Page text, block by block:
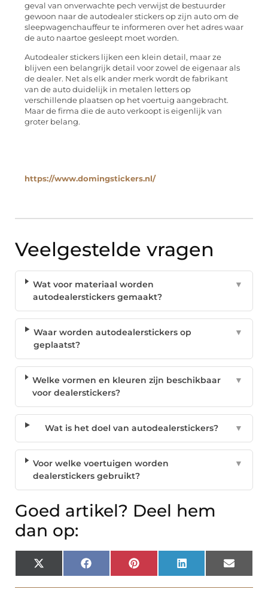
geval van onverwachte pech verwijst de bestuurder
gewoon naar de autodealer stickers op zijn auto om de
sleepwagenchauffeur te informeren over het adres waar
de auto naartoe gesleept moet worden.
Autodealer stickers lijken een klein detail, maar ze
blijven een belangrijk detail voor zowel de eigenaar als
de dealer. Net als elk ander merk wordt de fabrikant
van de auto duidelijk in metalen letters op
verschillende plaatsen op het voertuig aangebracht.
Maar de firma die de auto verkoopt is eigenlijk van
groter belang.
https://www.domingstickers.nl/
Veelgestelde vragen
Wat voor materiaal worden
autodealerstickers gemaakt?
▼
Waar worden autodealerstickers op
geplaatst?
▼
Welke vormen en kleuren zijn beschikbaar
voor dealerstickers?
▼
Wat is het doel van autodealerstickers? ▼
Voor welke voertuigen worden
dealerstickers gebruikt?
▼
Goed artikel? Deel hem
dan op:
X
(Twitter)
Facebook Pinterest LinkedIn Email